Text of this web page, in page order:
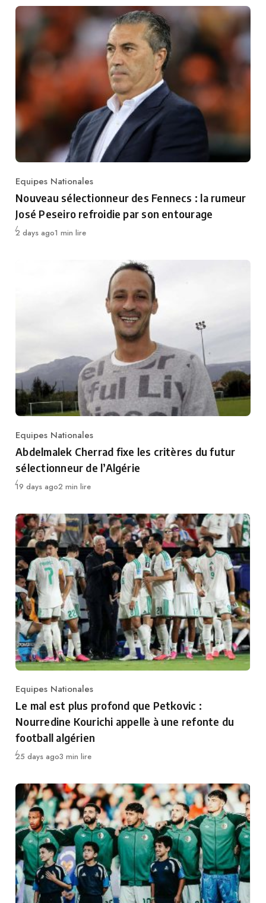
Category
Equipes Nationales
Nouveau sélectionneur des Fennecs : la rumeur
José Peseiro refroidie par son entourage
Publié
2 days ago1 min lire
Category
Equipes Nationales
Abdelmalek Cherrad fixe les critères du futur
sélectionneur de l’Algérie
Publié
19 days ago2 min lire
Category
Equipes Nationales
Le mal est plus profond que Petkovic :
Nourredine Kourichi appelle à une refonte du
football algérien
Publié
25 days ago3 min lire